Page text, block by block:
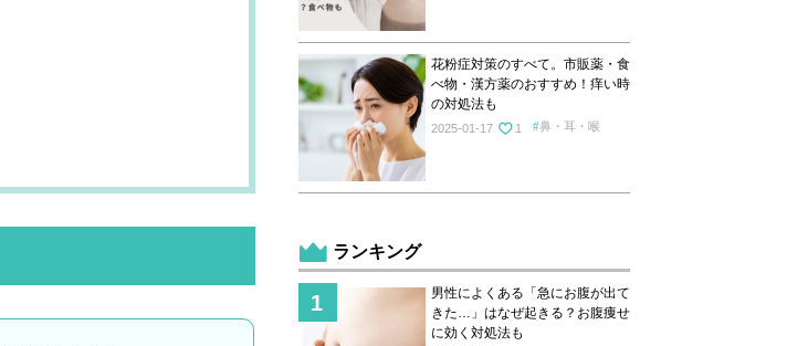
花粉症対策のすべて。市販薬・食
べ物・漢方薬のおすすめ！痒い時
の対処法も
2025-01-17 1 鼻・耳・喉
ランキング
男性によくある「急にお腹が出て
きた…」はなぜ起きる？お腹痩せ
に効く対処法も